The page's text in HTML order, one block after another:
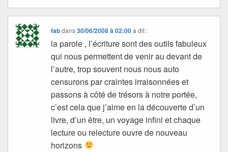
fabdans30/06/2008 à 02:00 a dit :
la parole , l’écriture sont des outils fabuleux
qui nous permettent de venir au devant de
l’autre, trop souvent nous nous auto
censurons par craintes irraisonnées et
passons à côté de trésors à notre portée,
c’est cela que j’aime en la découverte d’un
livre, d’un être, un voyage infini et chaque
lecture ou relecture ouvre de nouveau
horizons